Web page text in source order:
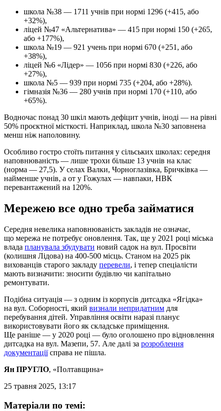
школа №38 — 1711 учнів при нормі 1296 (+415, або
+32%),
ліцей №47 «Альтернатива» — 415 при нормі 150 (+265,
або +177%),
школа №19 — 921 учень при нормі 670 (+251, або
+38%),
ліцей №6 «Лідер» — 1056 при нормі 830 (+226, або
+27%),
школа №5 — 939 при нормі 735 (+204, або +28%).
гімназія №36 — 280 учнів при нормі 170 (+110, або
+65%).
Водночас понад 30 шкіл мають дефіцит учнів, іноді — на рівні
50% проєктної місткості. Наприклад, школа №30 заповнена
менш ніж наполовину.
Особливо гостро стоїть питання у сільських школах: середня
наповнюваність — лише трохи більше 13 учнів на клас
(норма — 27,5). У селах Валки, Чорноглазівка, Бричківка —
найменше учнів, а от у Гожулах — навпаки, НВК
перевантажений на 120%.
Мережею все одно треба займатися
Середня невелика наповнюваність закладів не означає,
що мережа не потребує оновлення. Так, ще у 2021 році міська
влада планувала збудувати новий садок на вул. Просвіти
(колишня Лідова) на 400-500 місць. Станом на 2025 рік
вихованців старого закладу перевели, і тепер спеціалісти
мають визначити: зносити будівлю чи капітально
ремонтувати.
Подібна ситуація — з одним із корпусів дитсадка «Ягідка»
на вул. Соборності, який визнали непридатним для
перебування дітей. Управління освіти наразі планує
використовувати його як складське приміщення.
Ще раніше — у 2020 році — було оголошено про відновлення
дитсадка на вул. Мазепи, 57. Але далі за розроблення
документаціїсправа не пішла.
Ян ПРУГЛО, «Полтавщина»
25 травня 2025, 13:17
Матеріали по темі: